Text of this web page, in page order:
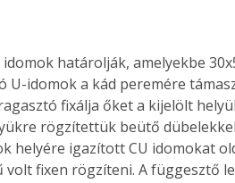
U-idomok a kád peremére
fixálja őket a kijelölt
rögzítettük beütő
helyére igazított CU idomokat
fixen rögzíteni. A függesztő